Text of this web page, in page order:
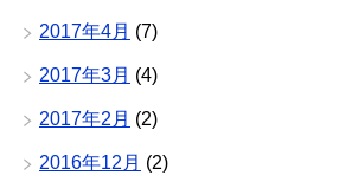
2017年4月 (7)
2017年3月 (4)
2017年2月 (2)
2016年12月 (2)